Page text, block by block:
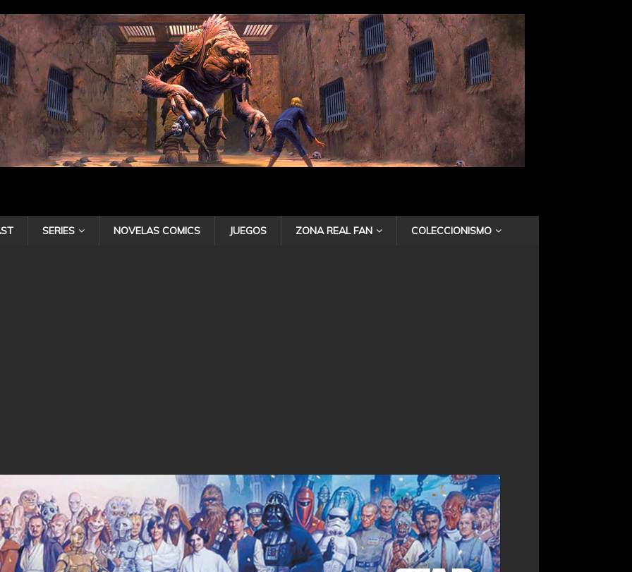
SERIES NOVELAS COMICS JUEGOS ZONA REAL FAN COLECCIONISMO